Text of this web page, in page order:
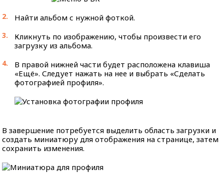
Найти альбом с нужной фоткой.
Кликнуть по изображению, чтобы произвести его
загрузку из альбома.
В правой нижней части будет расположена клавиша
«Ещё». Следует нажать на нее и выбрать «Сделать
фотографией профиля».
В завершение потребуется выделить область загрузки и
создать миниатюру для отображения на странице, затем
сохранить изменения.